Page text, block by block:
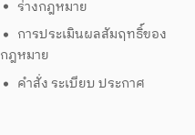
ร่างกฎหมาย
การประเมินผลสัมฤทธิ์ของ
กฎหมาย
คำสั่ง ระเบียบ ประกาศ